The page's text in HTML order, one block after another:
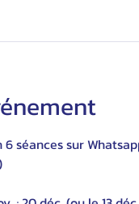
séances sur